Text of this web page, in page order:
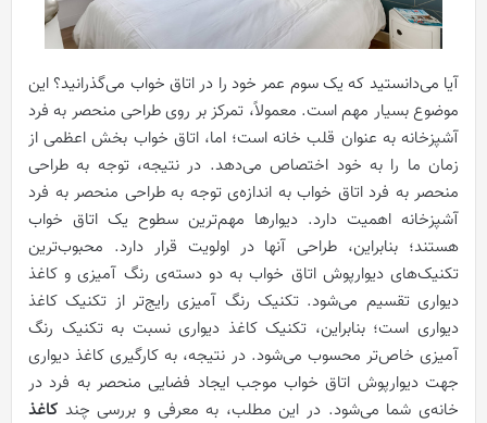
آیا می‌دانستید که یک سوم عمر خود را در اتاق خواب می‌گذرانید؟ این
موضوع بسیار مهم است. معمولاً، تمرکز بر روی طراحی منحصر به فرد
آشپزخانه به عنوان قلب خانه است؛ اما، اتاق خواب بخش اعظمی از
زمان ما را به خود اختصاص می‌دهد. در نتیجه، توجه به طراحی
منحصر به فرد اتاق خواب به اندازه‌ی توجه به طراحی منحصر به فرد
آشپزخانه اهمیت دارد. دیوارها مهم‌ترین سطوح یک اتاق خواب
هستند؛ بنابراین، طراحی آنها در اولویت قرار دارد. محبوب‌ترین
تکنیک‌های دیوارپوش اتاق خواب به دو دسته‌ی رنگ آمیزی و کاغذ
دیواری تقسیم می‌شود. تکنیک رنگ آمیزی رایج‌تر از تکنیک کاغذ
دیواری است؛ بنابراین، تکنیک کاغذ دیواری نسبت به تکنیک رنگ
آمیزی خاص‌تر محسوب می‌شود. در نتیجه، به کارگیری کاغذ دیواری
جهت دیوارپوش اتاق خواب موجب ایجاد فضایی منحصر به فرد در
خانه‌ی شما می‌شود. در این مطلب، به معرفی و بررسی چند کاغذ